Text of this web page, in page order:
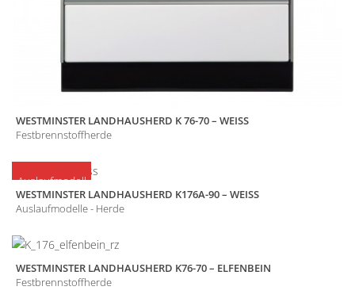
WESTMINSTER LANDHAUSHERD K 76-70 – WEISS
Festbrennstoffherde
Auslaufmodell
WESTMINSTER LANDHAUSHERD K176A-90 – WEISS
Auslaufmodelle - Herde
WESTMINSTER LANDHAUSHERD K76-70 – ELFENBEIN
Festbrennstoffherde